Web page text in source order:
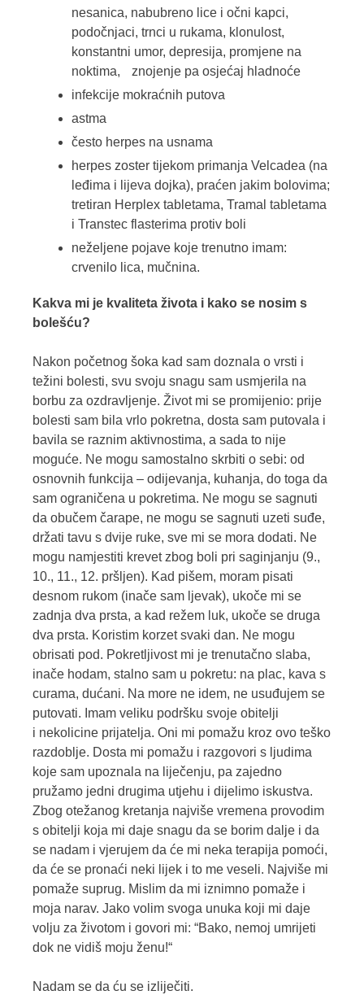
nesanica, nabubreno lice i očni kapci,
podočnjaci, trnci u rukama, klonulost,
konstantni umor, depresija, promjene na
noktima, znojenje pa osjećaj hladnoće
infekcije mokraćnih putova
astma
često herpes na usnama
herpes zoster tijekom primanja Velcadea (na
leđima i lijeva dojka), praćen jakim bolovima;
tretiran Herplex tabletama, Tramal tabletama
i Transtec flasterima protiv boli
neželjene pojave koje trenutno imam:
crvenilo lica, mučnina.
Kakva mi je kvaliteta života i kako se nosim s
bolešću?
Nakon početnog šoka kad sam doznala o vrsti i
težini bolesti, svu svoju snagu sam usmjerila na
borbu za ozdravljenje. Život mi se promijenio: prije
bolesti sam bila vrlo pokretna, dosta sam putovala i
bavila se raznim aktivnostima, a sada to nije
moguće. Ne mogu samostalno skrbiti o sebi: od
osnovnih funkcija – odijevanja, kuhanja, do toga da
sam ograničena u pokretima. Ne mogu se sagnuti
da obučem čarape, ne mogu se sagnuti uzeti suđe,
držati tavu s dvije ruke, sve mi se mora dodati. Ne
mogu namjestiti krevet zbog boli pri saginjanju (9.,
10., 11., 12. pršljen). Kad pišem, moram pisati
desnom rukom (inače sam ljevak), ukoče mi se
zadnja dva prsta, a kad režem luk, ukoče se druga
dva prsta. Koristim korzet svaki dan. Ne mogu
obrisati pod. Pokretljivost mi je trenutačno slaba,
inače hodam, stalno sam u pokretu: na plac, kava s
curama, dućani. Na more ne idem, ne usuđujem se
putovati. Imam veliku podršku svoje obitelji
i nekolicine prijatelja. Oni mi pomažu kroz ovo teško
razdoblje. Dosta mi pomažu i razgovori s ljudima
koje sam upoznala na liječenju, pa zajedno
pružamo jedni drugima utjehu i dijelimo iskustva.
Zbog otežanog kretanja najviše vremena provodim
s obitelji koja mi daje snagu da se borim dalje i da
se nadam i vjerujem da će mi neka terapija pomoći,
da će se pronaći neki lijek i to me veseli. Najviše mi
pomaže suprug. Mislim da mi iznimno pomaže i
moja narav. Jako volim svoga unuka koji mi daje
volju za životom i govori mi: “Bako, nemoj umrijeti
dok ne vidiš moju ženu!“
Nadam se da ću se izliječiti.